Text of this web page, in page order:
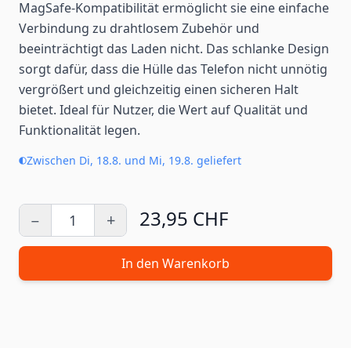
MagSafe-Kompatibilität ermöglicht sie eine einfache
Verbindung zu drahtlosem Zubehör und
beeinträchtigt das Laden nicht. Das schlanke Design
sorgt dafür, dass die Hülle das Telefon nicht unnötig
vergrößert und gleichzeitig einen sicheren Halt
bietet. Ideal für Nutzer, die Wert auf Qualität und
Funktionalität legen.
Zwischen Di, 18.8. und Mi, 19.8. geliefert
Menge
− + 23,95 CHF
In den Warenkorb